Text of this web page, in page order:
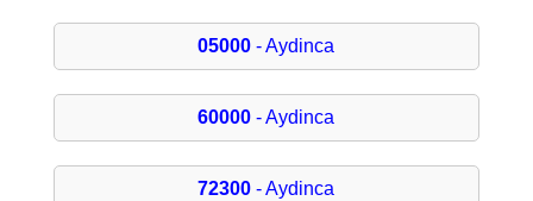
05000 - Aydinca
60000 - Aydinca
72300 - Aydinca